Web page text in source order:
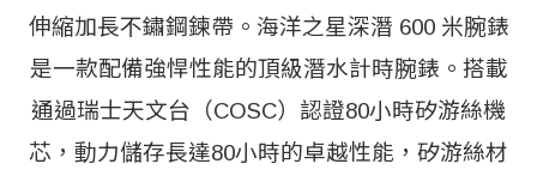
伸縮加長不鏽鋼鍊帶。海洋之星深潛 600 米腕錶
是一款配備強悍性能的頂級潛水計時腕錶。搭載
通過瑞士天文台（COSC）認證80小時矽游絲機
芯，動力儲存長達80小時的卓越性能，矽游絲材